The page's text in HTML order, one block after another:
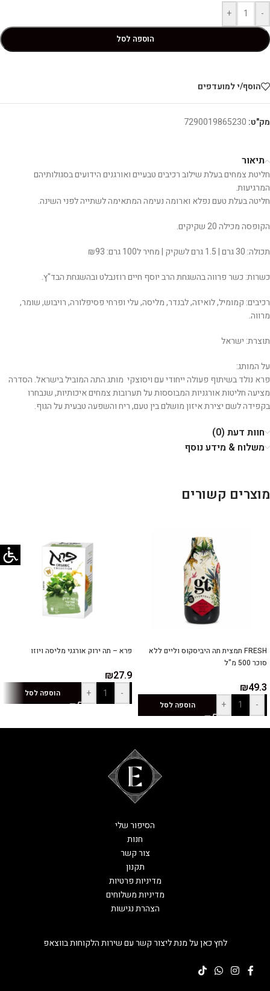
-
+
הוספה לסל
הוסף/י למועדפים
מק"ט: 7290019865230
תיאור
חליטת צמחים בעלת שילוב רכיבים טבעיים ואורגנים הידועים בסגולותיהם
המרגיעות.
חליטה בעלת טעם נפלא וארומה נעימה המתאימה לשתייה לפני השינה.
הקופסה מכילה 20 שקיקים.
תכולה: 30 גרם | 1.5 גרם לשקיק | מחיר ל100 גרם: ₪93
כשרות: כשר פרווה בהשגחת הרב יוסף חיים רוזנבלט ובהשגחת הבד"ץ.
רכיבים: קמומיל, לואיזה, לבנדר, מליסה, עלי ופרחי פסיפלורה, רויבוש, שומר,
מרווה.
תוצרת: ישראל
על המותג:
פרא נולד בשיתוף פעולה ייחודי עם ויסוצקי מותג התה המוביל בישראל. הסדרה
מציעה חליטות אורגניות המבוססות על תערובות צמחים איכותיות, שנבחרו
בקפידה לשם יצירת איזון מושלם בין טעם, ריח והשפעה טבעית על הגוף.
חוות דעת (0)
משלוח & מידע נוסף
מוצרים קשורים
FRESH תמצית תה היביסקוס וליים ללא
סוכר 500 מ"ל
₪49.3
-
+ הוספה לסל
פרא – תה ירוק אורגני מליסה ויוזו
₪27.9
-
+ הוספה לסל
לחץ כאן על מנת ליצור קשר עם שירות הלקוחות בווצאפ
הסיפור שלי
חנות
צור קשר
תקנון
מדיניות פרטיות
מדיניות משלוחים
הצהרת נגישות